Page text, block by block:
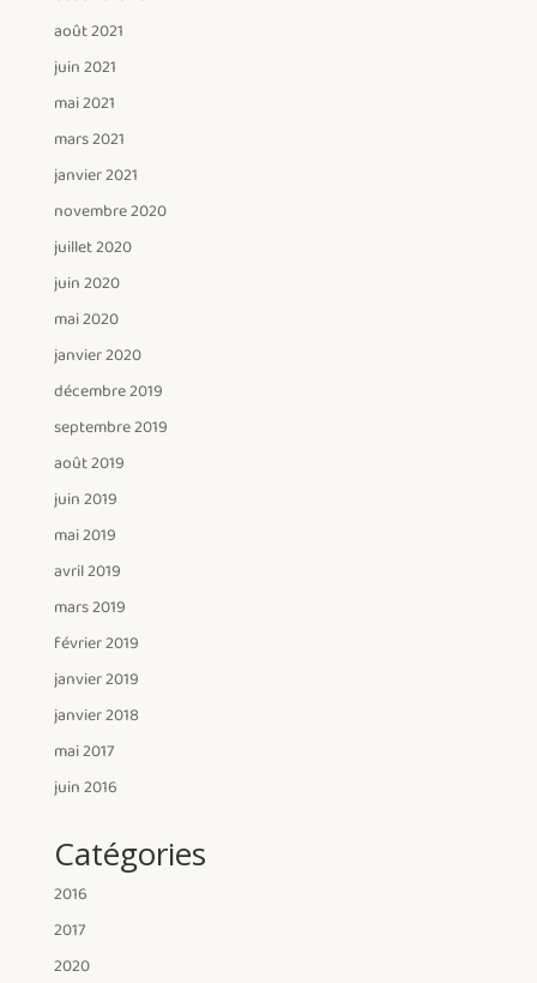
août 2021
juin 2021
mai 2021
mars 2021
janvier 2021
novembre 2020
juillet 2020
juin 2020
mai 2020
janvier 2020
décembre 2019
septembre 2019
août 2019
juin 2019
mai 2019
avril 2019
mars 2019
février 2019
janvier 2019
janvier 2018
mai 2017
juin 2016
Catégories
2016
2017
2020